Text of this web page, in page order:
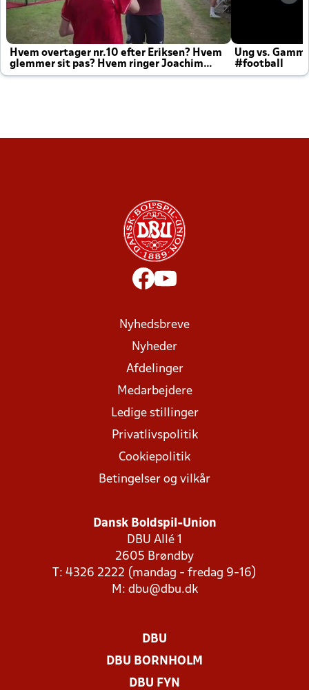
Hvem overtager nr.10 efter Eriksen? Hvem
glemmer sit pas? Hvem ringer Joachim
altid til efter kampe?
Ung vs.
#football
Nyhedsbreve
Nyheder
Afdelinger
Medarbejdere
Ledige stillinger
Privatlivspolitik
Cookiepolitik
Betingelser og vilkår
Dansk Boldspil-Union
DBU Allé 1
2605 Brøndby
T: 4326 2222 (mandag - fredag 9-16)
M: dbu@dbu.dk
DBU
DBU BORNHOLM
DBU FYN